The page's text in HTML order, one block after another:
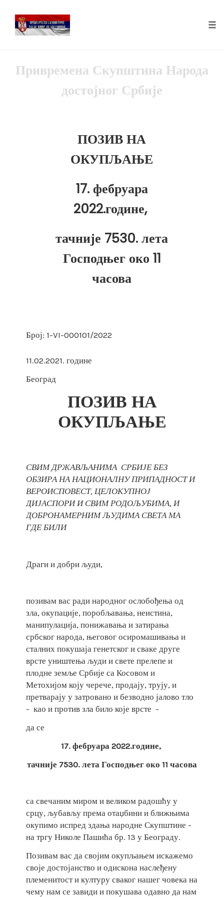
content
Привремена Скупштина Народа
достојног Србије
ПОЗИВ НА
ОКУПЉАЊЕ
17. фебруара
2022.године,
тачније 7530. лета
Господњег око 11
часова
Број: 1-VI-000101/2022
11.02.2021. године
Београд
ПОЗИВ НА
ОКУПЉАЊЕ
СВИМ ДРЖАВЉАНИМА СРБИЈЕ БЕЗ
ОБЗИРА НА НАЦИОНАЛНУ ПРИПАДНОСТ И
ВЕРОИСПОВЕСТ, ЦЕЛОКУПНОЈ
ДИЈАСПОРИ И СВИМ РОДОЉУБИМА, И
ДОБРОНАМЕРНИМ ЉУДИМА СВЕТА МА
ГДЕ БИЛИ
Драги и добри људи,
позивам вас ради народног ослобођења од
зла, окупације, поробљавања, неистина,
манипулација, понижавања и затирања
србског народа, његовог осиромашивања и
сталних покушаја генетског и сваке друге
врсте уништења људи и свете прелепе и
плодне земље Србије са Косовом и
Метохијом коју черече, продају, трују, и
претварају у затровано и безводно јалово тло
- као и против зла било које врсте -
да се
17. фебруара 2022.године,
тачније 7530. лета Господњег око 11 часова
са свечаним миром и великом радошћу у
срцу, љубављу према отаџбини и ближњима
окупимо испред здања народне Скупштине -
на тргу Николе Пашића бр. 13 у Београду.
Позивам вас да својим окупљањем искажемо
своје достојанство и одискона наслеђену
племенитост и културу сваког нашег човека на
чему нам се завиди и покушава одавно да нам